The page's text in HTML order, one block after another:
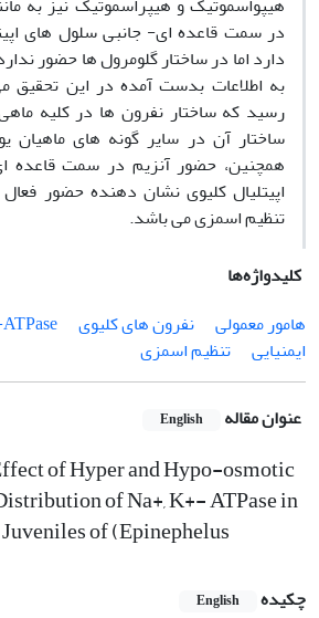
در سمت قاعده ای- جانبی سلول های
دارد اما در ساختار گلومرول ها حضور
به اطلاعات بدست آمده در این تحقیق
رسید که ساختار نفرون ها در کلیه
ساختار آن در سایر گونه های ماهیان
همچنین، حضور آنزیم در سمت قاعده
اپیتلیال کلیوی نشان دهنده حضور
تنظیم اسمزی می باشد.
کلیدواژه‌ها
هامور معمولی
نفرون های کلیوی
ایمنیایی
تنظیم اسمزی
عنوان مقاله English
of Hyper and Hypo-osmotic
of Na+, K+- ATPase in
of (Epinephelus
چکیده English